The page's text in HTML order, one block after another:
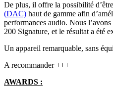
De plus, il offre la possibilité
(DAC) haut de gamme afin
performances audio. Nous
200 Signature, et le résultat a été
Un appareil remarquable, sans
A recommander +++
AWARDS :